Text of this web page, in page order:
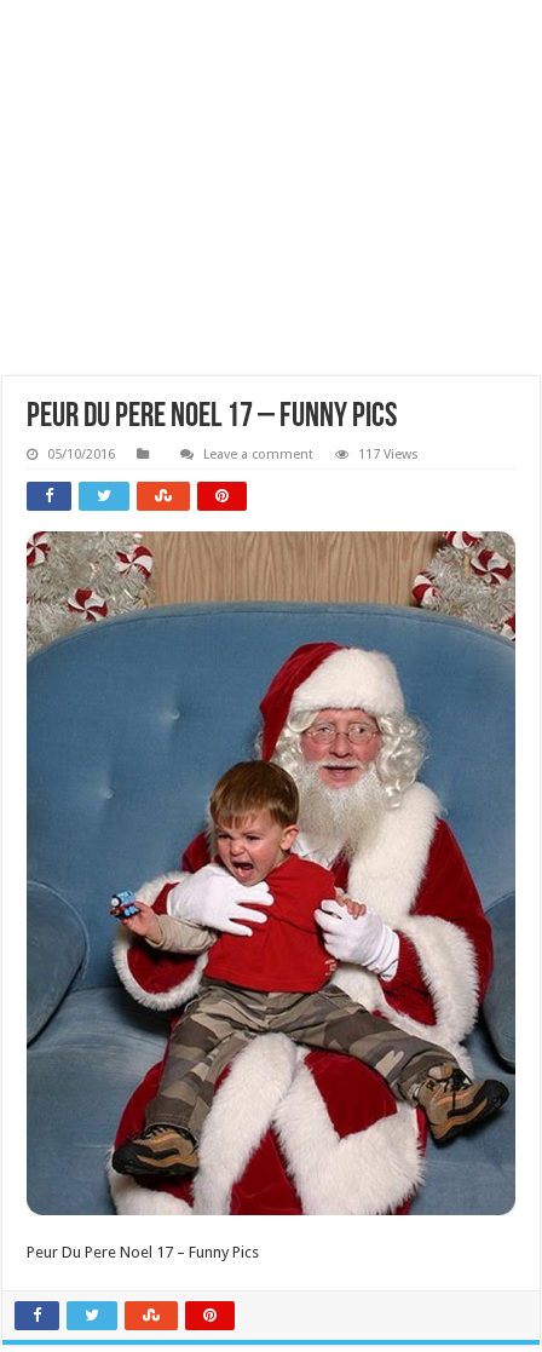
Peur Du Pere Noel 17 – Funny Pics
05/10/2016 Leave a comment 117 Views
Peur Du Pere Noel 17 – Funny Pics